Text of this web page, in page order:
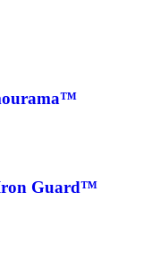
Guard™